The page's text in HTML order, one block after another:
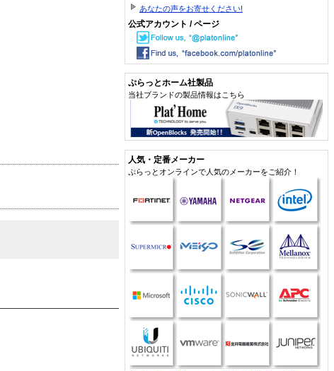
あなたの声をお寄せください!
公式アカウント / ページ
ぷらっとホーム社製品
当社ブランドの製品情報はこちら
人気・定番メーカー
ぷらっとオンラインで人気のメーカーをご紹介！